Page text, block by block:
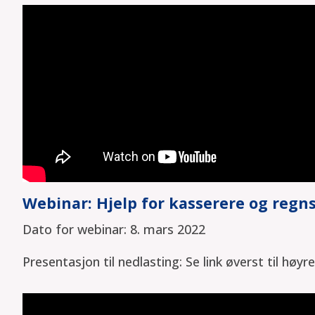
Webinar: Hjelp for kasserere og
Dato for webinar: 8. mars 2022
Presentasjon til nedlasting: Se link øverst til høyre